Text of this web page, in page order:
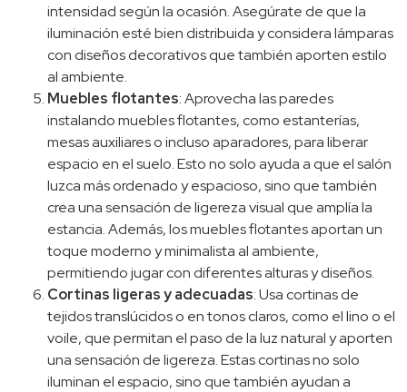
intensidad según la ocasión. Asegúrate de que la
iluminación esté bien distribuida y considera lámparas
con diseños decorativos que también aporten estilo
al ambiente.
Muebles flotantes: Aprovecha las paredes
instalando muebles flotantes, como estanterías,
mesas auxiliares o incluso aparadores, para liberar
espacio en el suelo. Esto no solo ayuda a que el salón
luzca más ordenado y espacioso, sino que también
crea una sensación de ligereza visual que amplía la
estancia. Además, los muebles flotantes aportan un
toque moderno y minimalista al ambiente,
permitiendo jugar con diferentes alturas y diseños.
Cortinas ligeras y adecuadas: Usa cortinas de
tejidos translúcidos o en tonos claros, como el lino o el
voile, que permitan el paso de la luz natural y aporten
una sensación de ligereza. Estas cortinas no solo
iluminan el espacio, sino que también ayudan a